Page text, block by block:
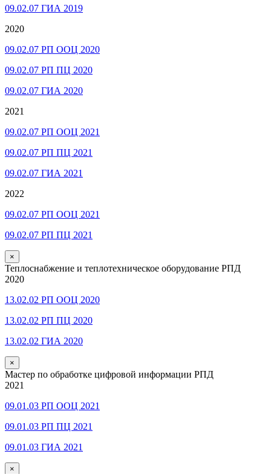
09.02.07 ГИА 2019
2020
09.02.07 РП ООЦ 2020
09.02.07 РП ПЦ 2020
09.02.07 ГИА 2020
2021
09.02.07 РП ООЦ 2021
09.02.07 РП ПЦ 2021
09.02.07 ГИА 2021
2022
09.02.07 РП ООЦ 2021
09.02.07 РП ПЦ 2021
×
Теплоснабжение и теплотехническое оборудование РПД
2020
13.02.02 РП ООЦ 2020
13.02.02 РП ПЦ 2020
13.02.02 ГИА 2020
×
Мастер по обработке цифровой информации РПД
2021
09.01.03 РП ООЦ 2021
09.01.03 РП ПЦ 2021
09.01.03 ГИА 2021
×